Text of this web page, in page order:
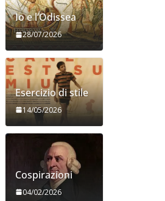
Io e l’Odissea
28/07/2026
Esercizio di stile
14/05/2026
Cospirazioni
04/02/2026